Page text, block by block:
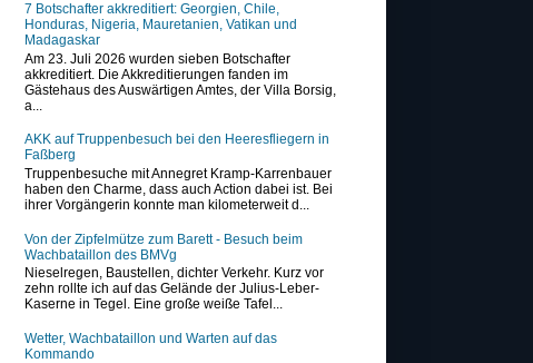
7 Botschafter akkreditiert: Georgien, Chile,
Honduras, Nigeria, Mauretanien, Vatikan und
Madagaskar
Am 23. Juli 2026 wurden sieben Botschafter
akkreditiert. Die Akkreditierungen fanden im
Gästehaus des Auswärtigen Amtes, der Villa Borsig,
a...
AKK auf Truppenbesuch bei den Heeresfliegern in
Faßberg
Truppenbesuche mit Annegret Kramp-Karrenbauer
haben den Charme, dass auch Action dabei ist. Bei
ihrer Vorgängerin konnte man kilometerweit d...
Von der Zipfelmütze zum Barett - Besuch beim
Wachbataillon des BMVg
Nieselregen, Baustellen, dichter Verkehr. Kurz vor
zehn rollte ich auf das Gelände der Julius-Leber-
Kaserne in Tegel. Eine große weiße Tafel...
Wetter, Wachbataillon und Warten auf das
Kommando